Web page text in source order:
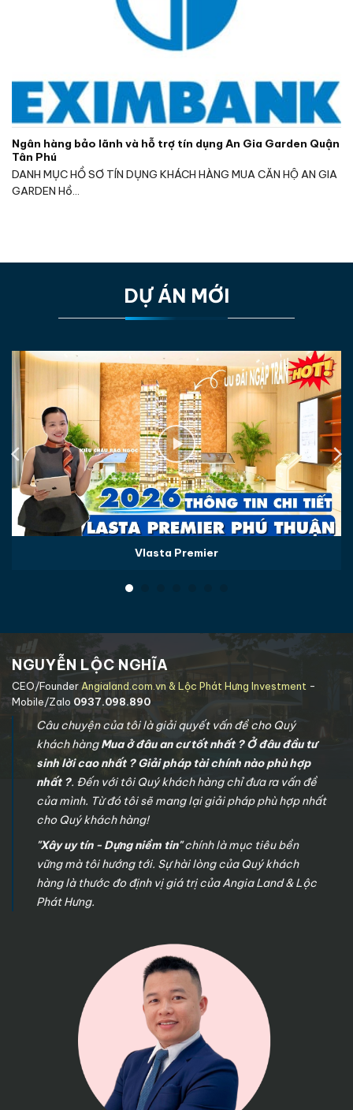
Ngân hàng bảo lãnh và hỗ trợ tín dụng An Gia Garden Quận
Tân Phú
DANH MỤC HỒ SƠ TÍN DỤNG KHÁCH HÀNG MUA CĂN HỘ AN GIA
GARDEN Hồ...
DỰ ÁN MỚI
Vlasta Premier
NGUYỄN LỘC NGHĨA
CEO/Founder Angialand.com.vn & Lộc Phát Hưng Investment -
Mobile/Zalo 0937.098.890
Câu chuyện của tôi là giải quyết vấn đề cho Quý
khách hàngMua ở đâu an cư tốt nhất ? Ở đâu đầu tư
sinh lời cao nhất ? Giải pháp tài chính nào phù hợp
nhất ?. Đến với tôi Quý khách hàng chỉ đưa ra vấn đề
của mình. Từ đó tôi sẽ mang lại giải pháp phù hợp nhất
cho Quý khách hàng!
"Xây uy tín - Dựng niềm tin"chính là mục tiêu bền
vững mà tôi hướng tới. Sự hài lòng của Quý khách
hàng là thước đo định vị giá trị của Angia Land & Lộc
Phát Hưng.